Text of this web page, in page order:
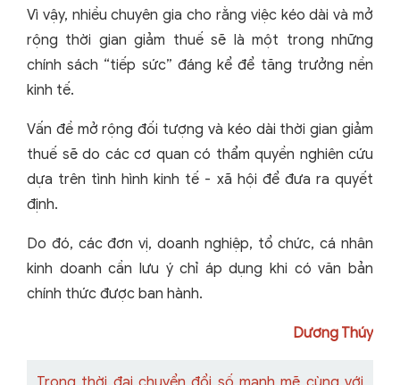
Vì vậy, nhiều chuyên gia cho rằng việc kéo dài và mở
rộng thời gian giảm thuế sẽ là một trong những
chính sách “tiếp sức” đáng kể để tăng trưởng nền
kinh tế.
Vấn đề mở rộng đối tượng và kéo dài thời gian giảm
thuế sẽ do các cơ quan có thẩm quyền nghiên cứu
dựa trên tình hình kinh tế - xã hội để đưa ra quyết
định.
Do đó, các đơn vị, doanh nghiệp, tổ chức, cá nhân
kinh doanh cần lưu ý chỉ áp dụng khi có văn bản
chính thức được ban hành.
Dương Thúy